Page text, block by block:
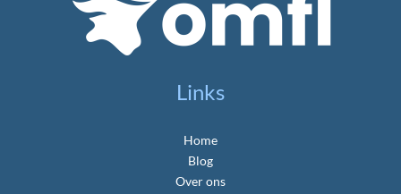
Links
Home
Blog
Over ons